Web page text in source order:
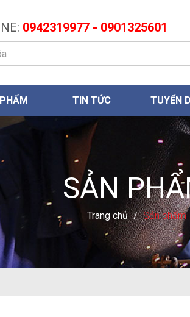
0942319977 - 0901325601
TIN TỨC TUYỂN
SẢN
Trang chủ / Sản phẩm